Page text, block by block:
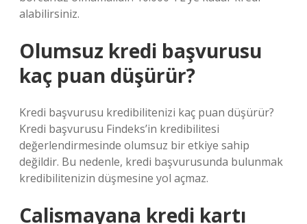
alabilirsiniz.
Olumsuz kredi başvurusu
kaç puan düşürür?
Kredi başvurusu kredibilitenizi kaç puan düşürür?
Kredi başvurusu Findeks’in kredibilitesi
değerlendirmesinde olumsuz bir etkiye sahip
değildir. Bu nedenle, kredi başvurusunda bulunmak
kredibilitenizin düşmesine yol açmaz.
Calismayana kredi kartı